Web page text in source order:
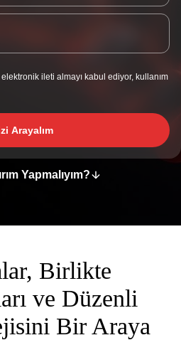
ileti almayı kabul ediyor, kullanım
Arayalım
Yapmalıyım?
Birlikte
ve Düzenli
Bir Araya